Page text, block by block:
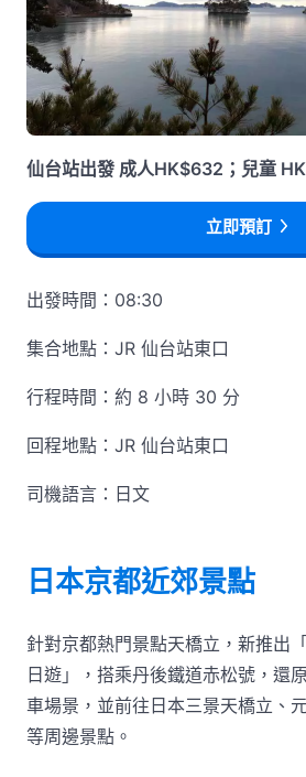
仙台站出發 成人HK$632；兒童
立即預訂
出發時間：08:30
集合地點：JR 仙台站東口
行程時間：約 8 小時 30 分
回程地點：JR 仙台站東口
司機語言：日文
日本京都近郊景點
針對京都熱門景點天橋立，新推出
日遊」，搭乘丹後鐵道赤松號，還
車場景，並前往日本三景天橋立、
等周邊景點。